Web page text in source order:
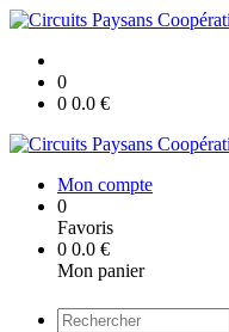
0
0 0.0 €
Mon compte
0
Favoris
0 0.0 €
Mon panier